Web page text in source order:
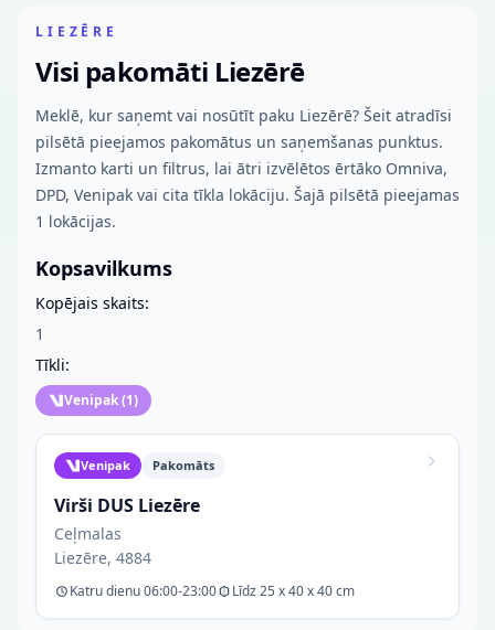
LIEZĒRE
Visi pakomāti Liezērē
Meklē, kur saņemt vai nosūtīt paku Liezērē? Šeit atradīsi
pilsētā pieejamos pakomātus un saņemšanas punktus.
Izmanto karti un filtrus, lai ātri izvēlētos ērtāko Omniva,
DPD, Venipak vai cita tīkla lokāciju. Šajā pilsētā pieejamas
1 lokācijas.
Kopsavilkums
Kopējais skaits:
1
Tīkli:
Venipak(1)
Venipak Pakomāts
Virši DUS Liezēre
Ceļmalas
Liezēre, 4884
Katru dienu 06:00-23:00 Līdz 25 x 40 x 40 cm